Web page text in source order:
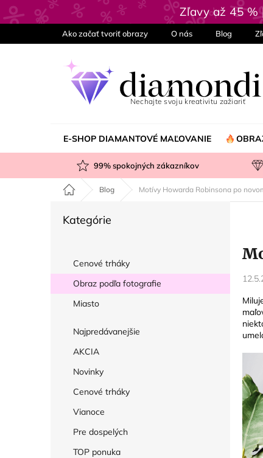
Prejsť
na
Zľavy až 45 %
Ako začať tvoriť obrazy O nás Blog
E-SHOP DIAMANTOVÉ MAĽOVANIE
99% spokojných zákazníkov
Domov Blog Motívy Howarda Robinsona po
ý
p
Preskočiť
Kategórie
Cenové trháky
Obraz podľa fotografie
Miasto
Najpredávanejšie
AKCIA
Novinky
Cenové trháky
Vianoce
Pre dospelých
TOP ponuka